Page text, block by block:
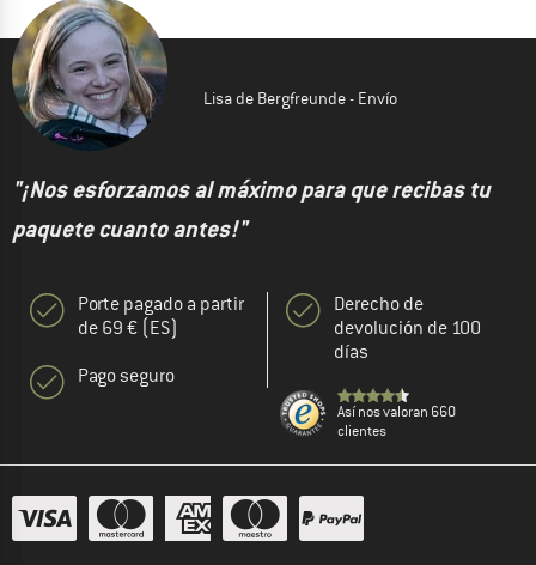
Lisa de Bergfreunde - Envío
"¡Nos esforzamos al máximo para que recibas tu
paquete cuanto antes!"
Porte pagado a partir
de 69 € (ES)
Pago seguro
Derecho de
devolución de 100
días
Así nos valoran 660
clientes